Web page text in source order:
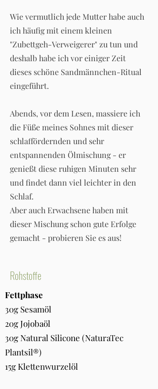
Wie vermutlich jede Mutter habe auch
ich häufig mit einem kleinen
"Zubettgeh-Verweigerer" zu tun und
deshalb habe ich vor einiger Zeit
dieses schöne Sandmännchen-Ritual
eingeführt.
Abends, vor dem Lesen, massiere ich
die Füße meines Sohnes mit dieser
schlaffördernden und sehr
entspannenden Ölmischung - er
genießt diese ruhigen Minuten sehr
und findet dann viel leichter in den
Schlaf.
Aber auch Erwachsene haben mit
dieser Mischung schon gute Erfolge
gemacht - probieren Sie es aus!
Rohstoffe
Fettphase
30g Sesamöl
20g Jojobaöl
30g Natural Silicone (NaturaTec
Plantsil®)
15g Klettenwurzelöl